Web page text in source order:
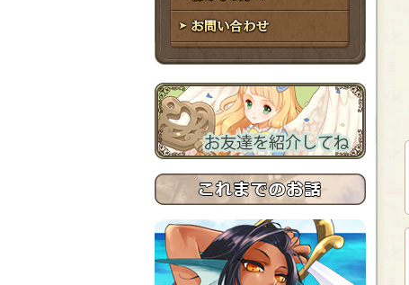
初めての方へ
お問い合わせ